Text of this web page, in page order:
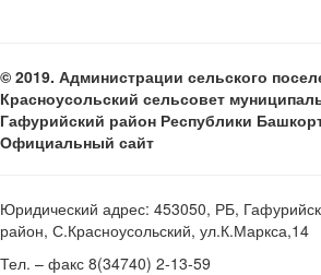
© 2019. Администрации сельского
Красноусольский сельсовет
Гафурийский район Республики
Официальный сайт
Юридический адрес: 453050, РБ,
район, С.Красноусольский, ул.К.Маркса,14
Тел. – факс 8(34740) 2-13-59